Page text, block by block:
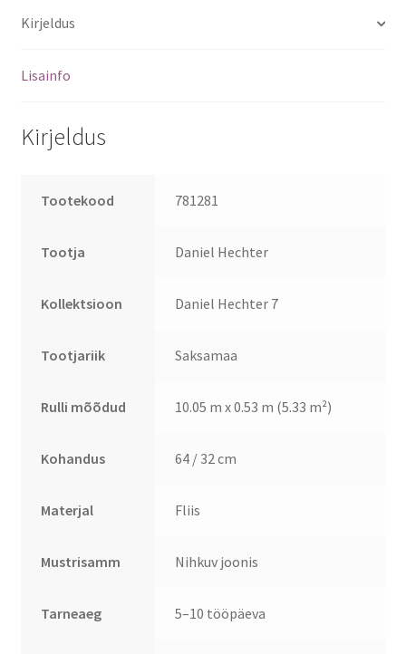
Kirjeldus
Lisainfo
Kirjeldus
Tootekood 781281
Tootja Daniel Hechter
Kollektsioon Daniel Hechter 7
Tootjariik Saksamaa
Rulli mõõdud 10.05 m x 0.53 m (5.33 m²)
Kohandus 64 / 32 cm
Materjal Fliis
Mustrisamm Nihkuv joonis
Tarneaeg 5–10 tööpäeva